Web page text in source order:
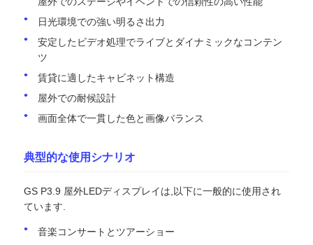
日光環境での強い明るさ出力
安定したビデオ処理でライブとダイナミックなコンテン
ツ
賃貸に適したキャビネット構造
屋外での耐候設計
画面全体で一貫した色と画像バランス
典型的な使用シナリオ
GS P3.9 屋外LEDディスプレイは,以下に一般的に使用され
ています.
音楽コンサートとツアーショー